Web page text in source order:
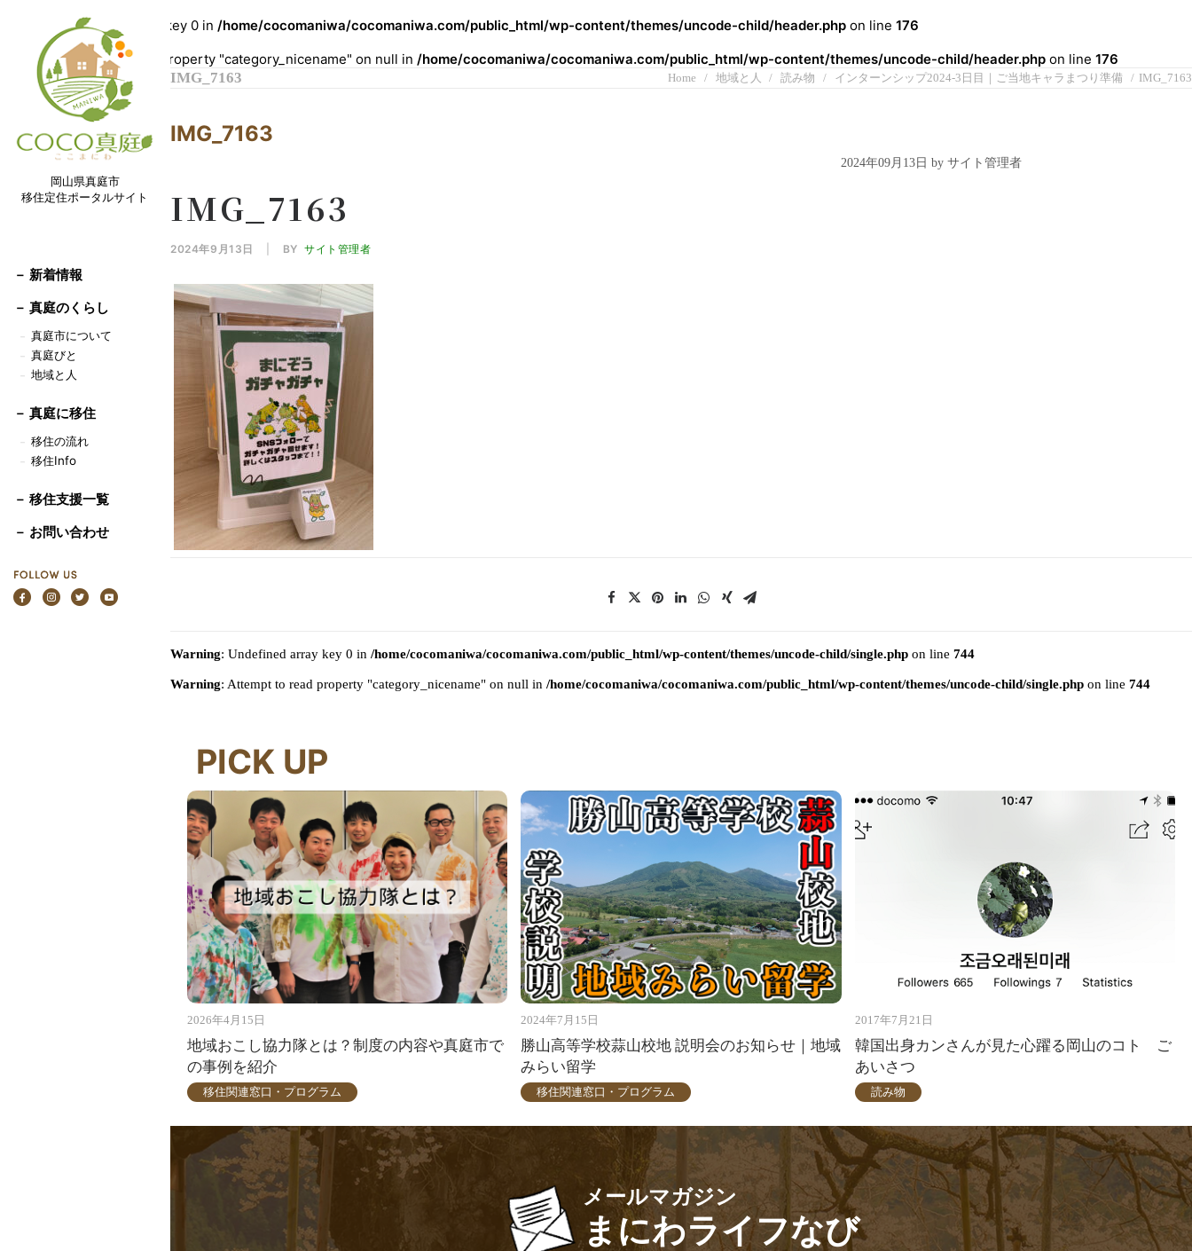
: Undefined array key 0 in /home/cocomaniwa/cocomaniwa.com/public_html/wp-content/themes/uncode-child/header.php on line 176
Warning : Attempt to read property "category_nicename" on null in /home/cocomaniwa/cocomaniwa.com/public_html/wp-content/themes/uncode-child/header.php on line 176
岡山県真庭市
移住定住ポータルサイト
－ 新着情報
－ 真庭のくらし
－ 真庭市について
－ 真庭びと
－ 地域と人
－ 真庭に移住
－ 移住の流れ
－ 移住Info
－ 移住支援一覧
－ お問い合わせ
IMG_7163 Home 地域と人 読み物 インターンシップ2024-3日目｜ご当地キャラまつり準備 IMG_7163
IMG_7163
2024年09月13日 by サイト管理者
IMG_7163
2024年9月13日 BY サイト管理者
Warning: Undefined array key 0 in /home/cocomaniwa/cocomaniwa.com/public_html/wp-content/themes/uncode-child/single.phpon line 744
Warning: Attempt to read property "category_nicename" on null in /home/cocomaniwa/cocomaniwa.com/public_html/wp-content/themes/uncode-child/single.phpon line 744
PICK UP
2026年4月15日
地域おこし協力隊とは？制度の内容や真庭市で
の事例を紹介
移住関連窓口・プログラム
2024年7月15日
勝山高等学校蒜山校地 説明会のお知らせ｜地域
みらい留学
移住関連窓口・プログラム
2017年7月21日
韓国出身カンさんが見た心躍る岡山のコト ご
あいさつ
読み物
メールマガジン
まにわライフなび